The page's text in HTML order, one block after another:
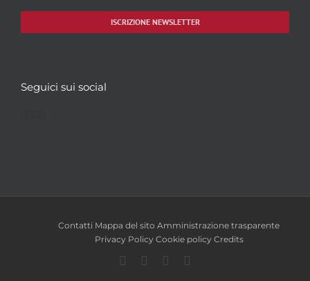
ISCRIZIONE NEWSLETTER
Seguici sui social
Contatti Mappa del sito Amministrazione trasparente
Privacy Policy Cookie policy Credits
Facebook
TwitterYouTube